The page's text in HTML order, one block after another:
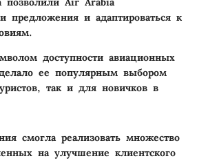
предложения и адаптироваться к
доступности авиационных
ее популярным выбором
так и для новичков в
смогла реализовать множество
на улучшение клиентского